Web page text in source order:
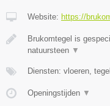
Website: https://
Brukomtegel is
natuursteen ▼
Diensten: vloeren,
Openingstijden ▼